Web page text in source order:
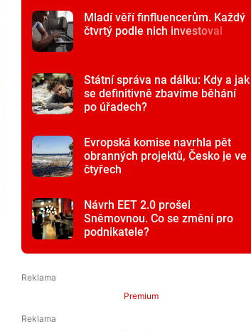
Mladí věří finfluencerům. Každý
čtvrtý podle nich investoval
Státní správa na dálku: Kdy a jak
se definitivně zbavíme běhání
po úřadech?
Evropská komise navrhla pět
obranných projektů, Česko je ve
čtyřech
Návrh EET 2.0 prošel
Sněmovnou. Co se změní pro
podnikatele?
Premium